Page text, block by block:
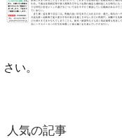
さい。
人気の記事